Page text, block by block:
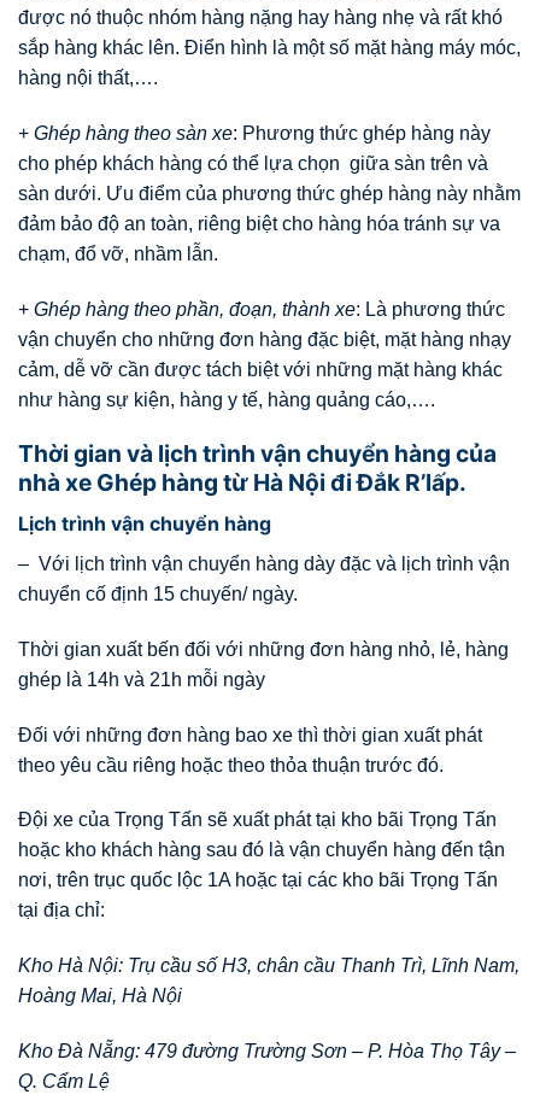
được nó thuộc nhóm hàng nặng hay hàng nhẹ và rất khó
sắp hàng khác lên. Điển hình là một số mặt hàng máy móc,
hàng nội thất,….
+ Ghép hàng theo sàn xe: Phương thức ghép hàng này
cho phép khách hàng có thể lựa chọn giữa sàn trên và
sàn dưới. Ưu điểm của phương thức ghép hàng này nhằm
đảm bảo độ an toàn, riêng biệt cho hàng hóa tránh sự va
chạm, đổ vỡ, nhầm lẫn.
+ Ghép hàng theo phần, đoạn, thành xe: Là phương thức
vận chuyển cho những đơn hàng đặc biệt, mặt hàng nhạy
cảm, dễ vỡ cần được tách biệt với những mặt hàng khác
như hàng sự kiện, hàng y tế, hàng quảng cáo,….
Thời gian và lịch trình vận chuyển hàng của
nhà xe Ghép hàng từ Hà Nội đi Đắk R’lấp.
Lịch trình vận chuyển hàng
– Với lịch trình vận chuyển hàng dày đặc và lịch trình vận
chuyển cố định 15 chuyến/ ngày.
Thời gian xuất bến đối với những đơn hàng nhỏ, lẻ, hàng
ghép là 14h và 21h mỗi ngày
Đối với những đơn hàng bao xe thì thời gian xuất phát
theo yêu cầu riêng hoặc theo thỏa thuận trước đó.
Đội xe của Trọng Tấn sẽ xuất phát tại kho bãi Trọng Tấn
hoặc kho khách hàng sau đó là vận chuyển hàng đến tận
nơi, trên trục quốc lộc 1A hoặc tại các kho bãi Trọng Tấn
tại địa chỉ:
Kho Hà Nội: Trụ cầu số H3, chân cầu Thanh Trì, Lĩnh Nam,
Hoàng Mai, Hà Nội
Kho Đà Nẵng: 479 đường Trường Sơn – P. Hòa Thọ Tây –
Q. Cẩm Lệ